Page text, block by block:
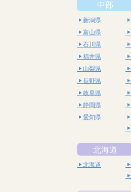
中部
新潟県
富山県
石川県
福井県
山梨県
長野県
岐阜県
静岡県
愛知県
北海道
北海道